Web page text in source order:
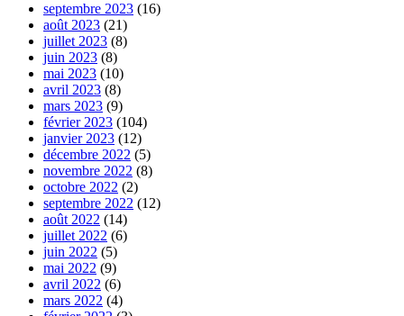
septembre 2023 (16)
août 2023 (21)
juillet 2023 (8)
juin 2023 (8)
mai 2023 (10)
avril 2023 (8)
mars 2023 (9)
février 2023 (104)
janvier 2023 (12)
décembre 2022 (5)
novembre 2022 (8)
octobre 2022 (2)
septembre 2022 (12)
août 2022 (14)
juillet 2022 (6)
juin 2022 (5)
mai 2022 (9)
avril 2022 (6)
mars 2022 (4)